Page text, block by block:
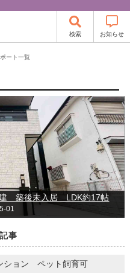
検索 お知らせ
ート一覧
築後未入居 LDK約17帖
01
事
ション ペット飼育可